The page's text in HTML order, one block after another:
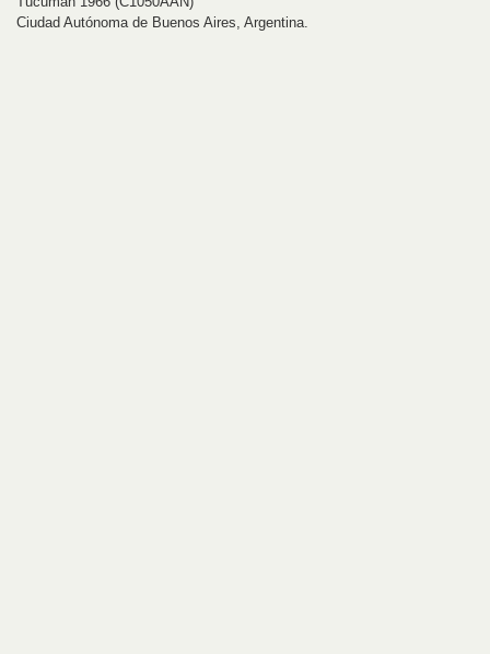
Ciudad Autónoma de Buenos Aires, Argentina.